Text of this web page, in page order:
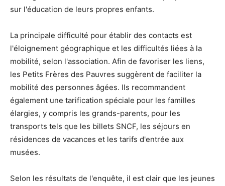
sur l'éducation de leurs propres enfants.
La principale difficulté pour établir des contacts est
l'éloignement géographique et les difficultés liées à la
mobilité, selon l'association. Afin de favoriser les liens,
les Petits Frères des Pauvres suggèrent de faciliter la
mobilité des personnes âgées. Ils recommandent
également une tarification spéciale pour les familles
élargies, y compris les grands-parents, pour les
transports tels que les billets SNCF, les séjours en
résidences de vacances et les tarifs d'entrée aux
musées.
Selon les résultats de l'enquête, il est clair que les jeunes